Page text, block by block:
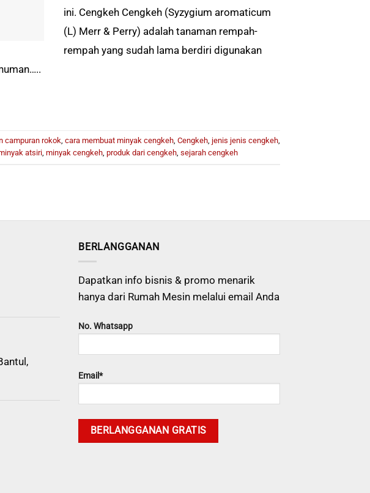
ini. Cengkeh Cengkeh (Syzygium aromaticum
(L) Merr & Perry) adalah tanaman rempah-
rempah yang sudah lama berdiri digunakan
campuran rokok cara membuat minyak cengkeh, Cengkeh, jenis jenis cengkeh,
atsiri, minyak cengkeh, produk dari cengkeh, sejarah cengkeh
BERLANGGANAN
Dapatkan info bisnis & promo menarik
hanya dari Rumah Mesin melalui email Anda
No. Whatsapp
Email*